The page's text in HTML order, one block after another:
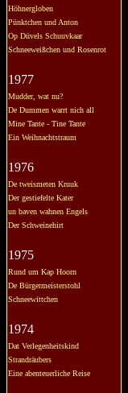
Höhnergloben
Pünktchen und Anton
Op Düvels Schuuvkaar
Schneeweißchen und Rosenrot
1977
Mudder, wat nu?
De Dummen warrt nich all
Mine Tante - Tine Tante
Ein Weihnachtstraum
1976
De tweismeten Kruuk
Der gestiefelte Kater
un baven wahnen Engels
Der Schweinehirt
1975
Rund um Kap Hoorn
De Bürgermeisterstohl
Schneewittchen
1974
Dat Verlegenheitskind
Strandräubers
Eine abenteuerliche Reise